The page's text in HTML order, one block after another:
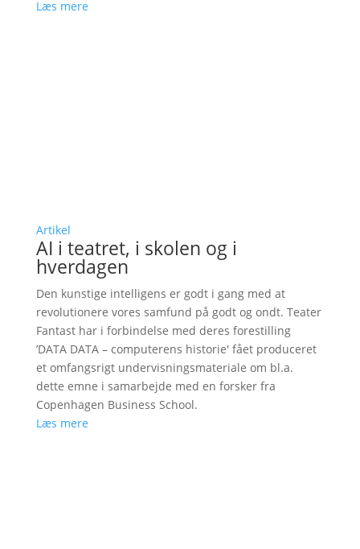
Læs mere
Artikel
AI i teatret, i skolen og i
hverdagen
Den kunstige intelligens er godt i gang med at
revolutionere vores samfund på godt og ondt. Teater
Fantast har i forbindelse med deres forestilling
’DATA DATA – computerens historie' fået produceret
et omfangsrigt undervisningsmateriale om bl.a.
dette emne i samarbejde med en forsker fra
Copenhagen Business School.
Læs mere